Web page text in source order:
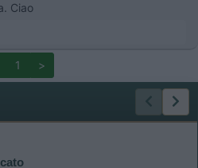
Ciao
1 >